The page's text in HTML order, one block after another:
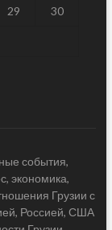
29 30
события,
экономика,
Грузии с
Россией, США